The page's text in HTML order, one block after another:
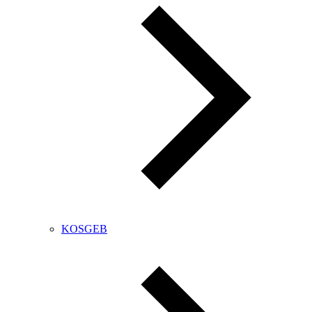
KOSGEB